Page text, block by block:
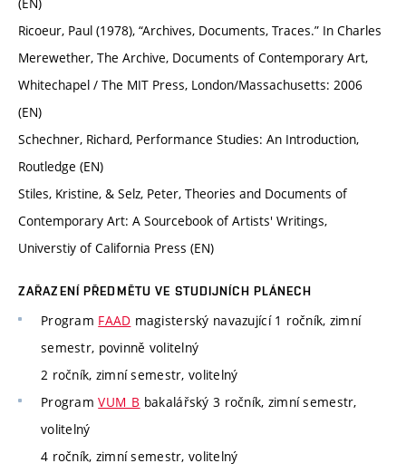
Ricoeur, Paul (1978), “Archives, Documents, Traces.” In Charles
Merewether, The Archive, Documents of Contemporary Art,
Whitechapel / The MIT Press, London/Massachusetts: 2006
(EN)
Schechner, Richard, Performance Studies: An Introduction,
Routledge (EN)
Stiles, Kristine, & Selz, Peter, Theories and Documents of
Contemporary Art: A Sourcebook of Artists' Writings,
Universtiy of California Press (EN)
ZAŘAZENÍ PŘEDMĚTU VE STUDIJNÍCH PLÁNECH
Program FAAD magisterský navazující 1 ročník, zimní
semestr, povinně volitelný
2 ročník, zimní semestr, volitelný
ProgramVUM_B bakalářský 3 ročník, zimní semestr,
volitelný
4 ročník, zimní semestr, volitelný